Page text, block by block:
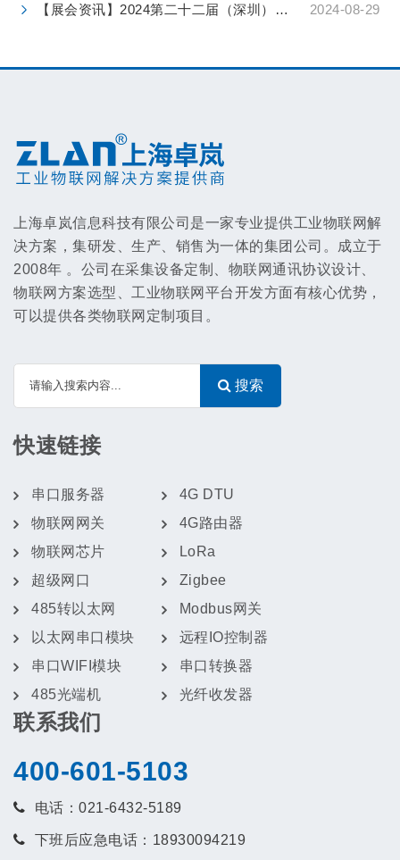
【展会资讯】2024第二十二届（深圳）国际物联网展览会 2024-08-29
2024第二十一届（上海）国际物联网展览会 2024-04-30
上海卓岚获得外观设计专利证书
基于MQTT的百度云案例 2023-06-13
上海卓岚亮相IOTE 2023 第十九届国际物联网展·上海站 2023-05-22
上海卓岚荣登"2022物联之星"中国物联网企业投资价值50强 2023-05-20
上海卓岚智能巡检机器人项目荣登"2022物联之星"中国物联网应用标杆案例榜
上海卓岚参加第十五届国际物联网展
上海卓岚获得网页控制模块专利
上海卓岚信息科技有限公司是一家专业提供工业物联网解
决方案，集研发、生产、销售为一体的集团公司。成立于
2008年 。公司在采集设备定制、物联网通讯协议设计、
物联网方案选型、工业物联网平台开发方面有核心优势，
可以提供各类物联网定制项目。
搜索
快速链接
串口服务器
物联网网关
物联网芯片
超级网口
485转以太网
以太网串口模块
串口WIFI模块
485光端机
4G DTU
4G路由器
LoRa
Zigbee
Modbus网关
远程IO控制器
串口转换器
光纤收发器
联系我们
400-601-5103
电话：021-6432-5189
下班后应急电话：18930094219